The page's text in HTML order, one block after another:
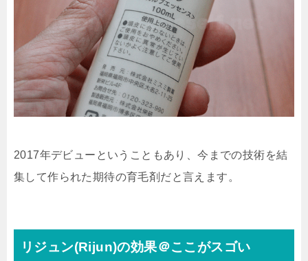
2017年デビューということもあり、今までの技術を結
集して作られた期待の育毛剤だと言えます。
リジュン(Rijun)の効果＠ここがスゴい